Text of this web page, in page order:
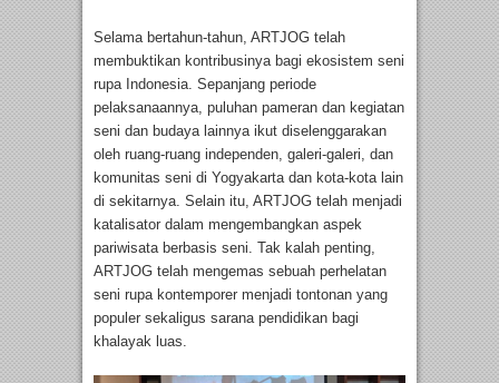
Selama bertahun-tahun, ARTJOG telah
membuktikan kontribusinya bagi ekosistem seni
rupa Indonesia. Sepanjang periode
pelaksanaannya, puluhan pameran dan kegiatan
seni dan budaya lainnya ikut diselenggarakan
oleh ruang-ruang independen, galeri-galeri, dan
komunitas seni di Yogyakarta dan kota-kota lain
di sekitarnya. Selain itu, ARTJOG telah menjadi
katalisator dalam mengembangkan aspek
pariwisata berbasis seni. Tak kalah penting,
ARTJOG telah mengemas sebuah perhelatan
seni rupa kontemporer menjadi tontonan yang
populer sekaligus sarana pendidikan bagi
khalayak luas.